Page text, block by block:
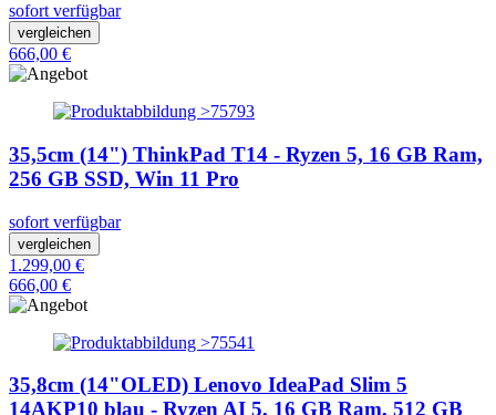
sofort verfügbar
vergleichen
666,00 €
35,5cm (14") ThinkPad T14 - Ryzen 5, 16 GB Ram,
256 GB SSD, Win 11 Pro
sofort verfügbar
vergleichen
1.299,00 €
666,00 €
35,8cm (14"OLED) Lenovo IdeaPad Slim 5
14AKP10 blau - Ryzen AI 5, 16 GB Ram, 512 GB